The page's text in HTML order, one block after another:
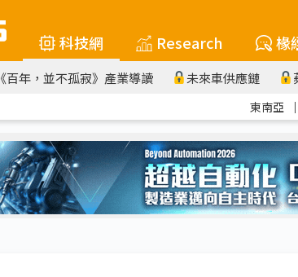
科技網 Research 椽
《百年，並不孤寂》產業導讀 未來車供應鏈
東南亞 ｜